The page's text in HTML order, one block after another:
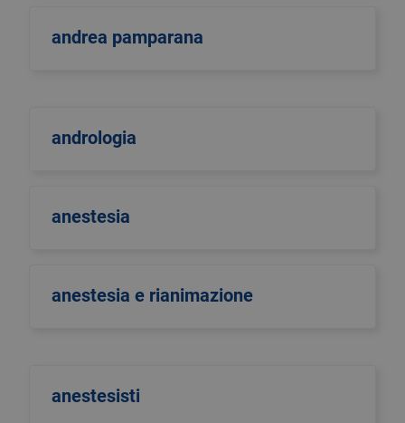
andrea pamparana
andrologia
anestesia
anestesia e rianimazione
anestesisti